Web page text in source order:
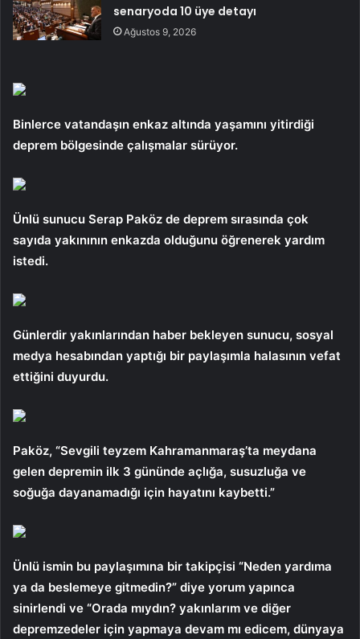
senaryoda 10 üye detayı
Ağustos 9, 2026
Binlerce vatandaşın enkaz altında yaşamını yitirdiği
deprem bölgesinde çalışmalar sürüyor.
Ünlü sunucu Serap Paköz de deprem sırasında çok
sayıda yakınının enkazda olduğunu öğrenerek yardım
istedi.
Günlerdir yakınlarından haber bekleyen sunucu, sosyal
medya hesabından yaptığı bir paylaşımla halasının vefat
ettiğini duyurdu.
Paköz, “Sevgili teyzem Kahramanmaraş’ta meydana
gelen depremin ilk 3 gününde açlığa, susuzluğa ve
soğuğa dayanamadığı için hayatını kaybetti.”
Ünlü ismin bu paylaşımına bir takipçisi “Neden yardıma
ya da beslemeye gitmedin?” diye yorum yapınca
sinirlendi ve “Orada mıydın? yakınlarım ve diğer
depremzedeler için yapmaya devam mı edicem, dünyaya